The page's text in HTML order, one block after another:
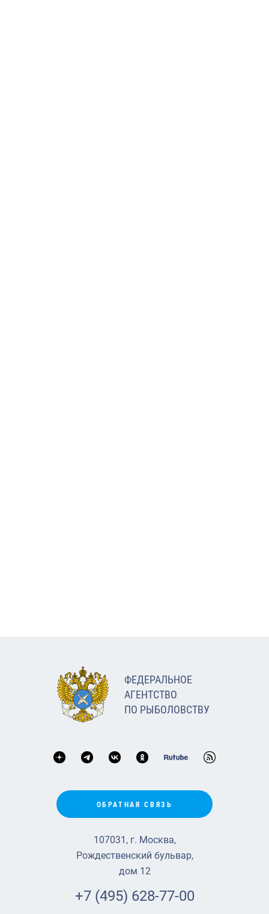
ФЕДЕРАЛЬНОЕ
АГЕНТСТВО
ПО РЫБОЛОВСТВУ
ОБРАТНАЯ СВЯЗЬ
107031, г. Москва,
Рождественский бульвар,
дом 12
+7 (495) 628-77-00